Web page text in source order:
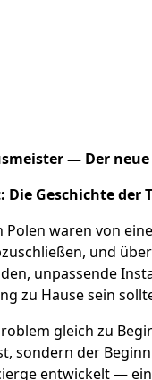
— Der
Geschichte der
Polen waren von
und
unpassende
zu Hause sein
gleich zu
sondern der
entwickelt —